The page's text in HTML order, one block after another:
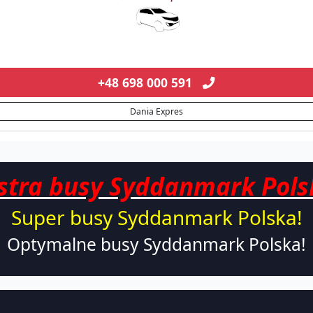
+48 698 000 591
Dania Expres
busy Syddanmark
Super busy SyddanmarkPolska!
Optymalne busy Syddanmark Polska!